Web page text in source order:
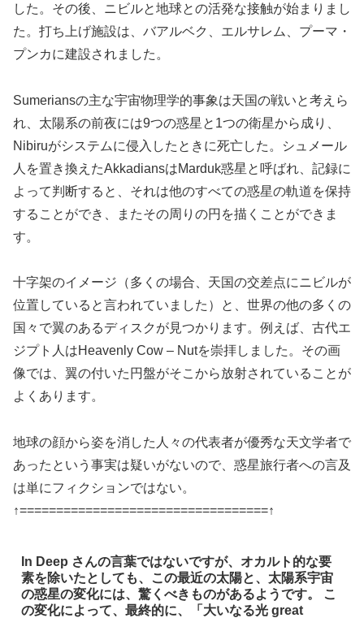
した。その後、ニビルと地球との活発な接触が始まりまし
た。打ち上げ施設は、バアルベク、エルサレム、プーマ・
プンカに建設されました。
Sumeriansの主な宇宙物理学的事象は天国の戦いと考えら
れ、太陽系の前夜には9つの惑星と1つの衛星から成り、
Nibiruがシステムに侵入したときに死亡した。シュメール
人を置き換えたAkkadiansはMarduk惑星と呼ばれ、記録に
よって判断すると、それは他のすべての惑星の軌道を保持
することができ、またその周りの円を描くことができま
す。
十字架のイメージ（多くの場合、天国の交差点にニビルが
位置していると言われていました）と、世界の他の多くの
国々で翼のあるディスクが見つかります。例えば、古代エ
ジプト人はHeavenly Cow – Nutを崇拝しました。その画
像では、翼の付いた円盤がそこから放射されていることが
よくあります。
地球の顔から姿を消した人々の代表者が優秀な天文学者で
あったという事実は疑いがないので、惑星旅行者への言及
は単にフィクションではない。
↑==================================↑
In Deep さんの言葉ではないですが、オカルト的な要
素を除いたとしても、この最近の太陽と、太陽系宇宙
の惑星の変化には、驚くべきものがあるようです。 こ
の変化によって、最終的に、「大いなる光 great